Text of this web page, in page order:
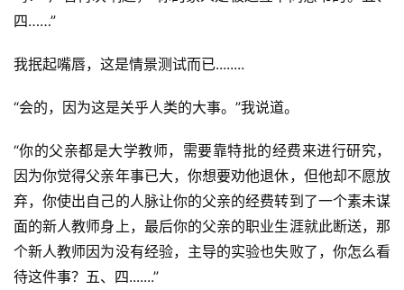
四……”
我抿起嘴唇，这是情景测试而已........
“会的，因为这是关乎人类的大事。”我说道。
“你的父亲都是大学教师，需要靠特批的经费来进行研究，
因为你觉得父亲年事已大，你想要劝他退休，但他却不愿放
弃，你使出自己的人脉让你的父亲的经费转到了一个素未谋
面的新人教师身上，最后你的父亲的职业生涯就此断送，那
个新人教师因为没有经验，主导的实验也失败了，你怎么看
待这件事？五、四.......”